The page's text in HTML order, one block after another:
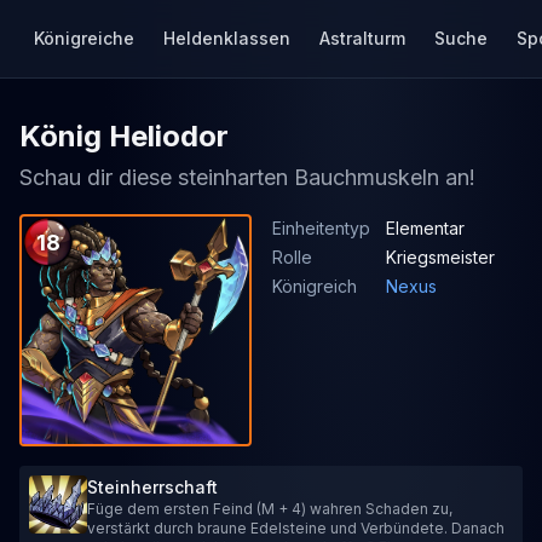
Königreiche Heldenklassen Astralturm Suche
König Heliodor
Schau dir diese steinharten Bauchmuskeln an!
18
Einheitentyp
Elementar
Rolle
Kriegsmeister
Königreich
Nexus
Steinherrschaft
Füge dem ersten Feind (M + 4) wahren Schaden zu,
verstärkt durch braune Edelsteine und Verbündete. Danach